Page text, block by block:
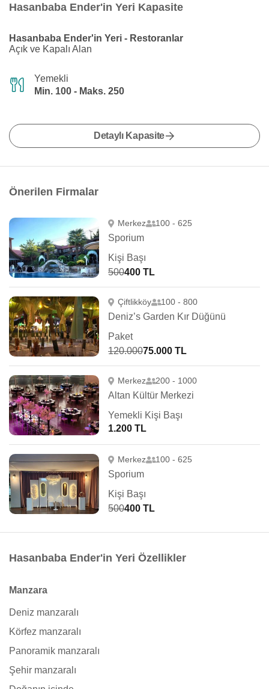
Hasanbaba Ender'in Yeri Kapasite
Hasanbaba Ender'in Yeri - Restoranlar
Açık ve Kapalı Alan
Yemekli
Min. 100 - Maks. 250
Detaylı Kapasite
Önerilen Firmalar
Merkez 100 - 625
Sporium
Kişi Başı
500400 TL
Çiftlikköy 100 - 800
Deniz’s Garden Kır Düğünü
Paket
120.00075.000 TL
Merkez 200 - 1000
Altan Kültür Merkezi
Yemekli Kişi Başı
1.200 TL
Merkez 100 - 625
Sporium
Kişi Başı
500400 TL
Hasanbaba Ender'in Yeri Özellikler
Manzara
Deniz manzaralı
Körfez manzaralı
Panoramik manzaralı
Şehir manzaralı